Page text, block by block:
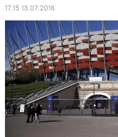
17:15 13.07.2016